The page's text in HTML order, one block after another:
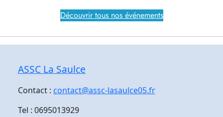
Découvrir tous nos événements
ASSC La Saulce
Contact : contact@assc-lasaulce05.fr
Tel : 0695013929